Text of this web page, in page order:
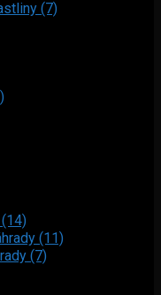
(7)
(11)
(7)